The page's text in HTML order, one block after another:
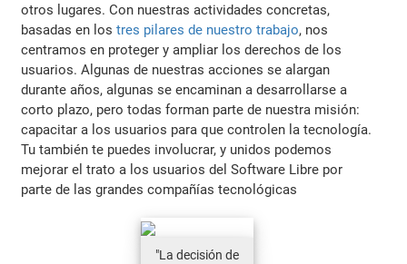
otros lugares. Con nuestras actividades concretas,
basadas en lostres pilares de nuestro trabajo, nos
centramos en proteger y ampliar los derechos de los
usuarios. Algunas de nuestras acciones se alargan
durante años, algunas se encaminan a desarrollarse a
corto plazo, pero todas forman parte de nuestra misión:
capacitar a los usuarios para que controlen la tecnología.
Tu también te puedes involucrar, y unidos podemos
mejorar el trato a los usuarios del Software Libre por
parte de las grandes compañías tecnológicas
"La decisión de